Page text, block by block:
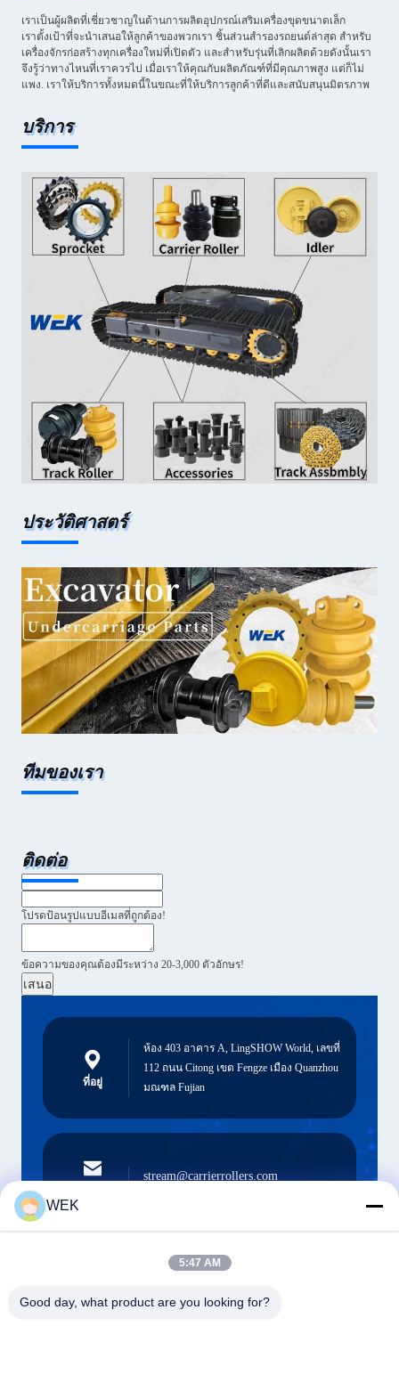
เราเป็นผู้ผลิตที่เชี่ยวชาญในด้านการผลิตอุปกรณ์เสริมเครื่องขุดขนาดเล็ก
เราตั้งเป้าที่จะนําเสนอให้ลูกค้าของพวกเรา ชิ้นส่วนสํารองรถยนต์ล่าสุด สําหรับ
เครื่องจักรก่อสร้างทุกเครื่องใหม่ที่เปิดตัว และสําหรับรุ่นที่เลิกผลิตด้วยดังนั้นเรา
จึงรู้ว่าทางไหนที่เราควรไป เมื่อเราให้คุณกับผลิตภัณฑ์ที่มีคุณภาพสูง แต่ก็ไม่
แพง. เราให้บริการทั้งหมดนี้ในขณะที่ให้บริการลูกค้าที่ดีและสนับสนุนมิตรภาพ
บริการ
ประวัติศาสตร์
ทีมของเรา
ติดต่อ
โปรดป้อนรูปแบบอีเมลที่ถูกต้อง!
ข้อความของคุณต้องมีระหว่าง 20-3,000 ตัวอักษร!
เสนอ
ที่อยู่
ห้อง 403 อาคาร A, LingSHOW World, เลขที่
112 ถนน Citong เขต Fengze เมือง Quanzhou
มณฑล Fujian
stream@carrierrollers.com
WEK
5:47 AM
Good day, what product are you looking for?